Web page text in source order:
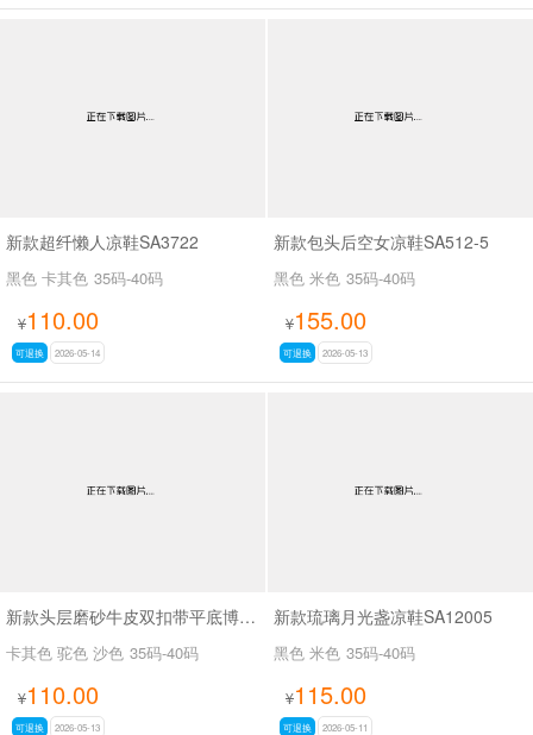
新款超纤懒人凉鞋SA3722
黑色 卡其色 35码-40码
¥110.00
可退换 2026-05-14
新款包头后空女凉鞋SA512-5
黑色 米色 35码-40码
¥155.00
可退换 2026-05-13
新款头层磨砂牛皮双扣带平底博肯一字带凉鞋SA321
卡其色 驼色 沙色 35码-40码
¥110.00
可退换 2026-05-13
新款琉璃月光盏凉鞋SA12005
黑色 米色 35码-40码
¥115.00
可退换 2026-05-11